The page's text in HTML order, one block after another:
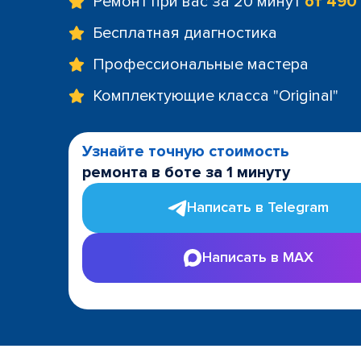
Бесплатная диагностика
Профессиональные мастера
Комплектующие класса "Original"
Узнайте точную стоимость
ремонта в боте за 1 минуту
Написать в Telegram
Написать в MAX